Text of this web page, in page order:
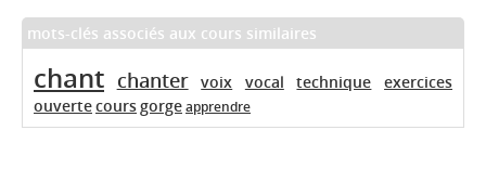
mots-clés associés aux cours similaires
chant chanter voix vocal technique
exercices
ouvertecoursgorgeapprendre